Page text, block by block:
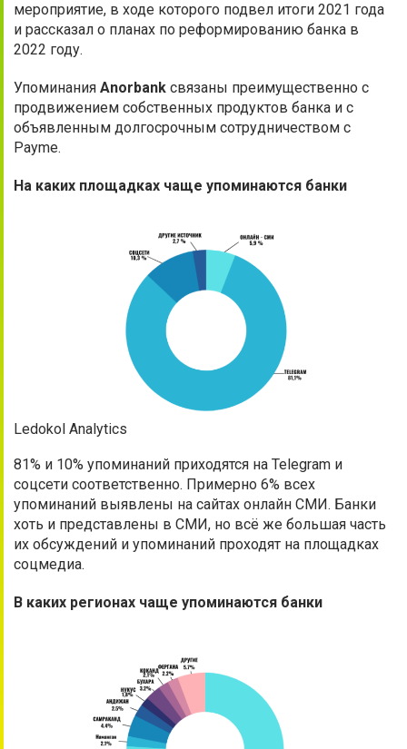
мероприятие, в ходе которого подвел итоги 2021 года
и рассказал о планах по реформированию банка в
2022 году.
Упоминания Anorbank связаны преимущественно с
продвижением собственных продуктов банка и с
объявленным долгосрочным сотрудничеством с
Payme.
На каких площадках чаще упоминаются банки
Ledokol Analytics
81% и 10% упоминаний приходятся на Telegram и
соцсети соответственно. Примерно 6% всех
упоминаний выявлены на сайтах онлайн СМИ. Банки
хоть и представлены в СМИ, но всё же большая часть
их обсуждений и упоминаний проходят на площадках
соцмедиа.
В каких регионах чаще упоминаются банки